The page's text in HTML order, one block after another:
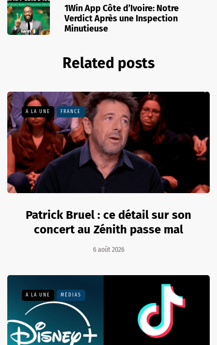
1Win App Côte d’Ivoire: Notre
Verdict Après une Inspection
Minutieuse
Related posts
A LA UNE FRANCE
Patrick Bruel : ce détail sur son
concert au Zénith passe mal
6 août 2026
A LA UNE MÉDIAS